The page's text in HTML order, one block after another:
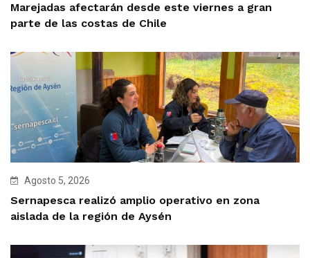
Marejadas afectarán desde este viernes a gran
parte de las costas de Chile
Agosto 5, 2026
Sernapesca realizó amplio operativo en zona
aislada de la región de Aysén